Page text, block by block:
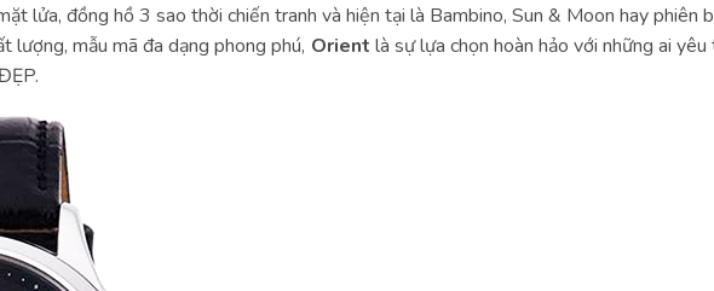
lửa, đồng hồ 3 sao thời chiến tranh và hiện tại là Bambino, Sun & Moon hay phiên
mẫu mã đa dạng phong phú, Orient là sự lựa chọn hoàn hảo với những ai